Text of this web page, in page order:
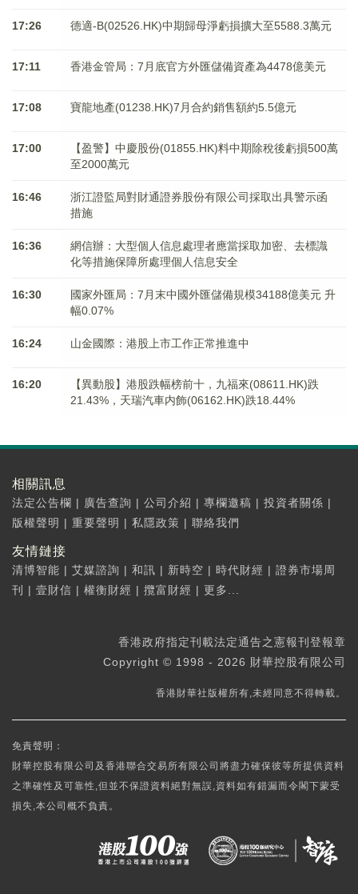
17:26 德適-B(02526.HK)中期歸母淨虧損擴大至5588.3萬元
17:11 香港金管局：7月底官方外匯儲備資產為4478億美元
17:08 寶龍地產(01238.HK)7月合約銷售額約5.5億元
17:00
【盈警】中慶股份(01855.HK)料中期除稅後虧損500萬
至2000萬元
16:46
浙江證監局對財通證券股份有限公司採取出具警示函
措施
16:36
網信辦：大型個人信息處理者應當採取加密、去標識
化等措施保障所處理個人信息安全
16:30
國家外匯局：7月末中國外匯儲備規模34188億美元 升
幅0.07%
16:24 山金國際：港股上市工作正常推進中
16:20
【異動股】港股跌幅榜前十，九福來(08611.HK)跌
21.43%，天瑞汽車内飾(06162.HK)跌18.44%
相關訊息
法定公告欄 | 廣告查詢 | 公司介紹 | 專欄邀稿 | 投資者關係 |
版權聲明 | 重要聲明 | 私隱政策 | 聯絡我們
友情鏈接
清博智能 | 艾媒諮詢 | 和訊 | 新時空 | 時代財經 | 證券市場周
刊
| 壹財信 | 權衡財經 | 攬富財經 | 更多...
香港政府指定刊載法定通告之憲報刊登報章
Copyright © 1998 - 2026 財華控股有限公司
香港財華社版權所有,未經同意不得轉載。
免責聲明：
財華控股有限公司及香港聯合交易所有限公司將盡力確保彼等所提供資料
之準確性及可靠性,但並不保證資料絕對無誤,資料如有錯漏而令閣下蒙受
損失,本公司概不負責。